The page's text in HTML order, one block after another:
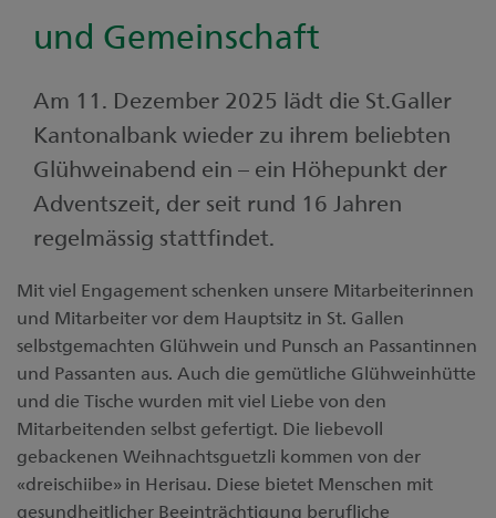
und Gemeinschaft
Am 11. Dezember 2025 lädt die St.Galler
Kantonalbank wieder zu ihrem beliebten
Glühweinabend ein – ein Höhepunkt der
Adventszeit, der seit rund 16 Jahren
regelmässig stattfindet.
Mit viel Engagement schenken unsere Mitarbeiterinnen
und Mitarbeiter vor dem Hauptsitz in St. Gallen
selbstgemachten Glühwein und Punsch an Passantinnen
und Passanten aus. Auch die gemütliche Glühweinhütte
und die Tische wurden mit viel Liebe von den
Mitarbeitenden selbst gefertigt. Die liebevoll
gebackenen Weihnachtsguetzli kommen von der
«dreischiibe» in Herisau. Diese bietet Menschen mit
gesundheitlicher Beeinträchtigung berufliche